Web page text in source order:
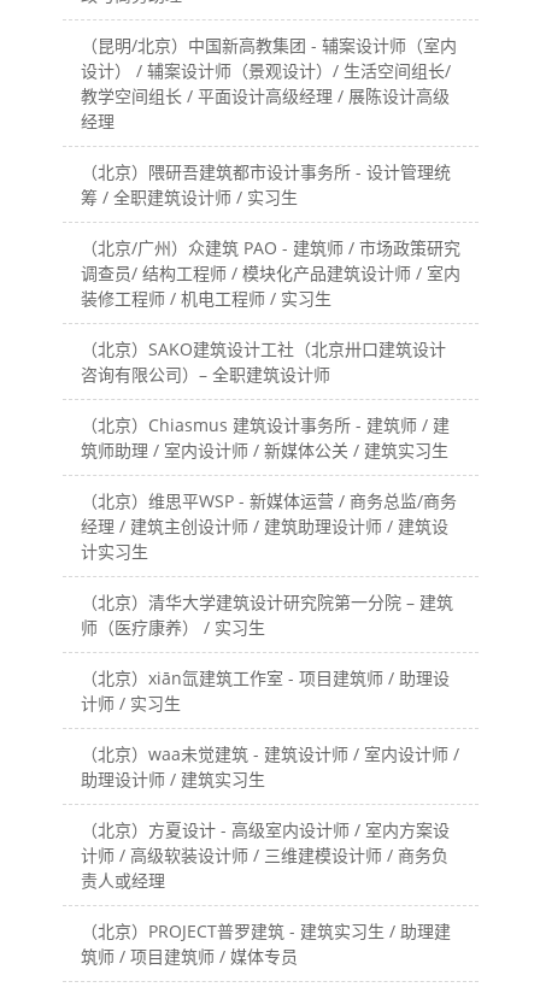
（昆明/北京）中国新高教集团 - 辅案设计师（室内
设计） / 辅案设计师（景观设计）/ 生活空间组长/
教学空间组长 / 平面设计高级经理 / 展陈设计高级
经理
（北京）隈研吾建筑都市设计事务所 - 设计管理统
筹 / 全职建筑设计师 / 实习生
（北京/广州）众建筑 PAO - 建筑师 / 市场政策研究
调查员/ 结构工程师 / 模块化产品建筑设计师 / 室内
装修工程师 / 机电工程师 / 实习生
（北京）SAKO建筑设计工社（北京卅口建筑设计
咨询有限公司）– 全职建筑设计师
（北京）Chiasmus 建筑设计事务所 - 建筑师 / 建
筑师助理 / 室内设计师 / 新媒体公关 / 建筑实习生
（北京）维思平WSP - 新媒体运营 / 商务总监/商务
经理 / 建筑主创设计师 / 建筑助理设计师 / 建筑设
计实习生
（北京）清华大学建筑设计研究院第一分院 – 建筑
师（医疗康养） / 实习生
（北京）xiān氙建筑工作室 - 项目建筑师 / 助理设
计师 / 实习生
（北京）waa未觉建筑 - 建筑设计师 / 室内设计师 /
助理设计师 / 建筑实习生
（北京）方夏设计 - 高级室内设计师 / 室内方案设
计师 / 高级软装设计师 / 三维建模设计师 / 商务负
责人或经理
（北京）PROJECT普罗建筑 - 建筑实习生 / 助理建
筑师 / 项目建筑师 / 媒体专员